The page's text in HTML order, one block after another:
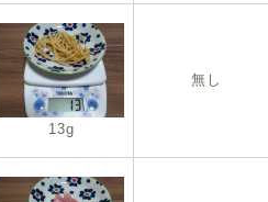
13g
無し